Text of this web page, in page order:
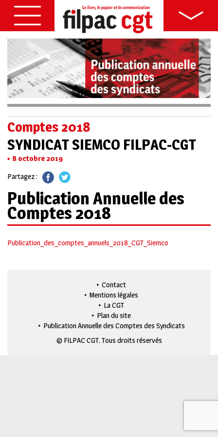
Comptes 2018
SYNDICAT SIEMCO FILPAC-CGT
8 octobre 2019
Partagez :
Publication Annuelle des
Comptes 2018
Publication_des_comptes_annuels_2018_CGT_Siemco
Contact
Mentions légales
La CGT
Plan du site
Publication Annuelle des Comptes des Syndicats
© FILPAC CGT. Tous droits réservés